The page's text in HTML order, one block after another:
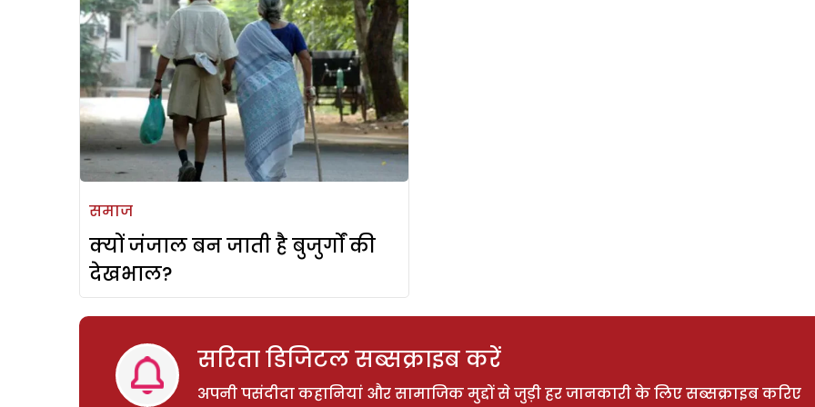
समाज
क्यों जंजाल बन जाती है बुजुर्गों की
देखभाल?
सरिता डिजिटल सब्सक्राइब करें
अपनी पसंदीदा कहानियां और सामाजिक मुद्दों से जुड़ी हर जानकारी के लिए सब्सक्राइब करिए